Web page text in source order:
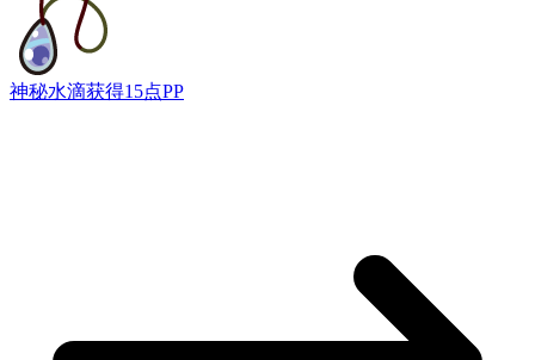
神秘水滴获得15点PP